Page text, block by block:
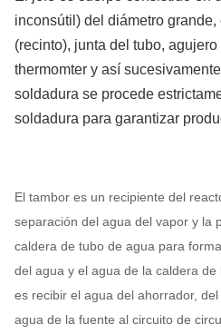
inconsútil) del diámetro
(recinto), junta del tubo,
thermomter y así
soldadura se procede
soldadura para garantizar
El tambor es un recipiente del
separación del agua del vapor y la
caldera de tubo de agua para
del agua y el agua de la caldera
es recibir el agua del ahorrador,
agua de la fuente al circuito de